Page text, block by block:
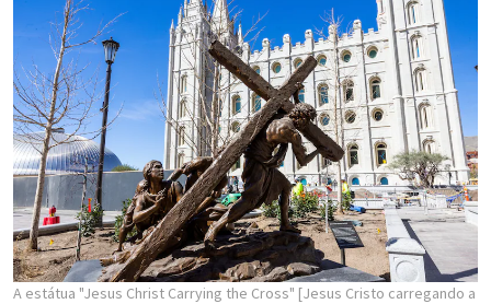
A estátua "Jesus Christ Carrying the Cross" [Jesus Cristo carregando a